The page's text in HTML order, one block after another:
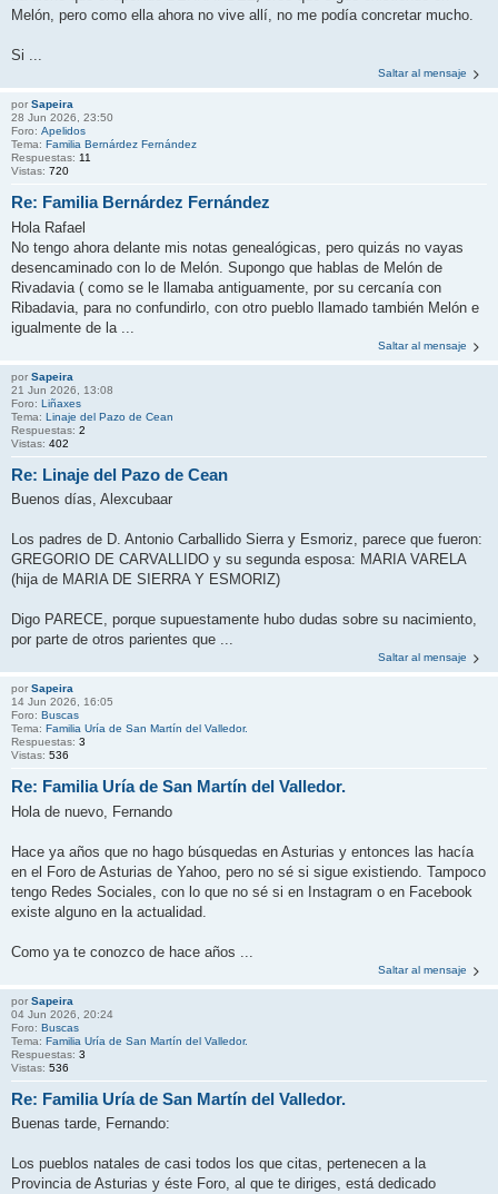
Melón, pero como ella ahora no vive allí, no me podía concretar mucho.
Si ...
Saltar al mensaje
por Sapeira
28 Jun 2026, 23:50
Foro: Apelidos
Tema: Familia Bernárdez Fernández
Respuestas: 11
Vistas: 720
Re: Familia Bernárdez Fernández
Hola Rafael
No tengo ahora delante mis notas genealógicas, pero quizás no vayas
desencaminado con lo de Melón. Supongo que hablas de Melón de
Rivadavia ( como se le llamaba antiguamente, por su cercanía con
Ribadavia, para no confundirlo, con otro pueblo llamado también Melón e
igualmente de la ...
Saltar al mensaje
por Sapeira
21 Jun 2026, 13:08
Foro: Liñaxes
Tema: Linaje del Pazo de Cean
Respuestas: 2
Vistas: 402
Re: Linaje del Pazo de Cean
Buenos días, Alexcubaar
Los padres de D. Antonio Carballido Sierra y Esmoriz, parece que fueron:
GREGORIO DE CARVALLIDO y su segunda esposa: MARIA VARELA
(hija de MARIA DE SIERRA Y ESMORIZ)
Digo PARECE, porque supuestamente hubo dudas sobre su nacimiento,
por parte de otros parientes que ...
Saltar al mensaje
por Sapeira
14 Jun 2026, 16:05
Foro: Buscas
Tema: Familia Uría de San Martín del Valledor.
Respuestas: 3
Vistas: 536
Re: Familia Uría de San Martín del Valledor.
Hola de nuevo, Fernando
Hace ya años que no hago búsquedas en Asturias y entonces las hacía
en el Foro de Asturias de Yahoo, pero no sé si sigue existiendo. Tampoco
tengo Redes Sociales, con lo que no sé si en Instagram o en Facebook
existe alguno en la actualidad.
Como ya te conozco de hace años ...
Saltar al mensaje
por Sapeira
04 Jun 2026, 20:24
Foro: Buscas
Tema: Familia Uría de San Martín del Valledor.
Respuestas: 3
Vistas: 536
Re: Familia Uría de San Martín del Valledor.
Buenas tarde, Fernando:
Los pueblos natales de casi todos los que citas, pertenecen a la
Provincia de Asturias y éste Foro, al que te diriges, está dedicado